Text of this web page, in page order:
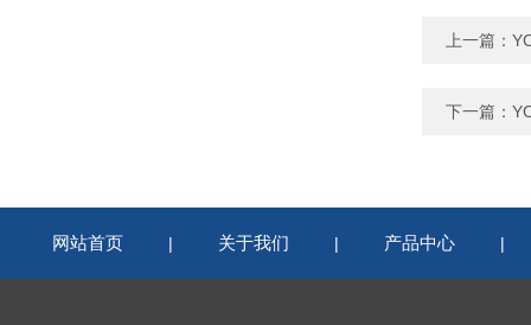
上一篇：
下一篇：
网站首页 | 关于我们 | 产品中心 |